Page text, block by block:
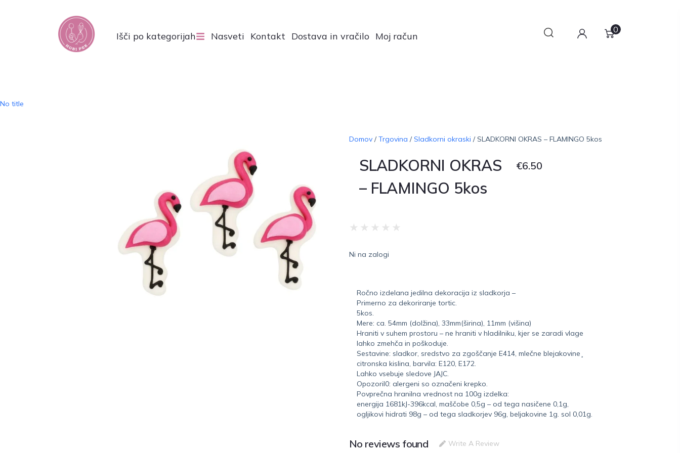
Išči po kategorijah Nasveti Kontakt Dostava in vračilo Moj račun
0
No title
Domov/Trgovina /Sladkorni okraski / SLADKORNI OKRAS – FLAMINGO 5kos
SLADKORNI OKRAS
– FLAMINGO 5kos
€6.50
★ ★ ★ ★ ★
Ni na zalogi
Ročno izdelana jedilna dekoracija iz sladkorja –
Primerno za dekoriranje tortic.
5kos.
Mere: ca. 54mm (dolžina), 33mm(širina), 11mm (višina)
Hraniti v suhem prostoru – ne hraniti v hladilniku, kjer se zaradi vlage
lahko zmehča in poškoduje.
Sestavine: sladkor, sredstvo za zgoščanje E414, mlečne blejakovine¸
citronska kislina, barvila: E120, E172.
Lahko vsebuje sledove JAJC.
Opozoril0: alergeni so označeni krepko.
Povprečna hranilna vrednost na 100g izdelka:
energija 1681kJ-396kcal, maščobe 0,5g – od tega nasičene 0,1g,
ogljikovi hidrati 98g – od tega sladkorjev 96g, beljakovine 1g. sol 0,01g.
No reviews found Write A Review